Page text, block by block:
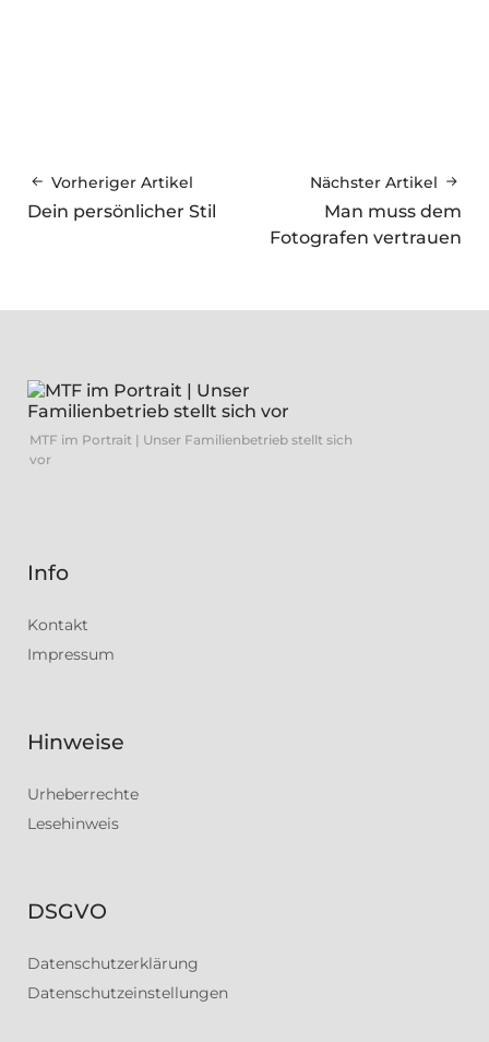
Vorheriger Artikel
Dein persönlicher Stil
Nächster Artikel
Man muss dem
Fotografen vertrauen
MTF im Portrait | Unser Familienbetrieb stellt sich
vor
Info
Kontakt
Impressum
Hinweise
Urheberrechte
Lesehinweis
DSGVO
Datenschutzerklärung
Datenschutzeinstellungen